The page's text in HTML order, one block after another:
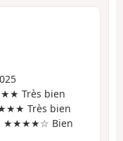
Très bien
Très bien
★★★★☆ Bien